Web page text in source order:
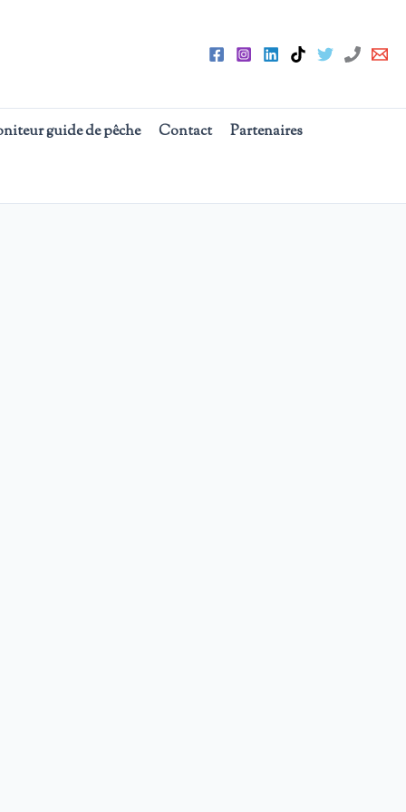
guide de pêche Contact Partenaires